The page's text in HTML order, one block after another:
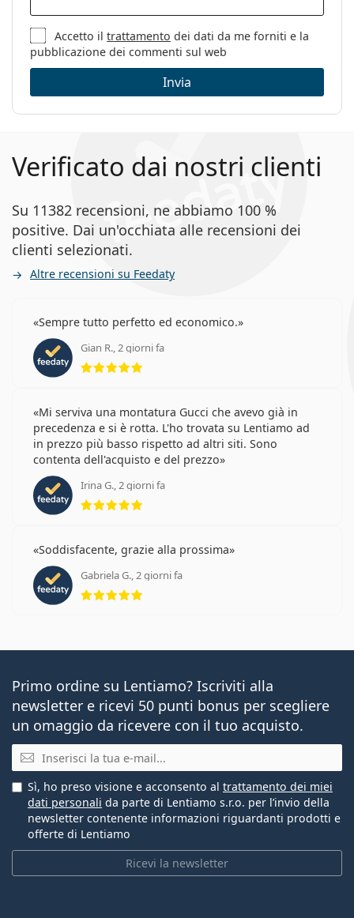
Accetto iltrattamento dei dati da me forniti e la
pubblicazione dei commenti sul web
Invia
Verificato dai nostri clienti
Su 11382 recensioni, ne abbiamo 100 %
positive. Dai un'occhiata alle recensioni dei
clienti selezionati.
Altre recensioni su Feedaty
Sempre tutto perfetto ed economico.
Gian R., 2 giorni fa
Mi serviva una montatura Gucci che avevo già in
precedenza e si è rotta. L'ho trovata su Lentiamo ad
in prezzo più basso rispetto ad altri siti. Sono
contenta dell'acquisto e del prezzo
Irina G., 2 giorni fa
Soddisfacente, grazie alla prossima
Gabriela G., 2 giorni fa
valutazione 5 di 5
Primo ordine su Lentiamo? Iscriviti alla
newsletter e ricevi 50 punti bonus per scegliere
un omaggio da ricevere con il tuo acquisto.
E-mail
Ricevi la newsletter
Sì, ho preso visione e acconsento al trattamento dei miei
dati personali da parte di Lentiamo s.r.o. per l’invio della
newsletter contenente informazioni riguardanti prodotti e
offerte di Lentiamo